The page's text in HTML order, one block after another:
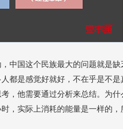
都是感觉好就好，不在乎是不是